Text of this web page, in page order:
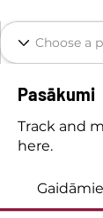
Pasākumi
Track and
here.
Gaidāmie